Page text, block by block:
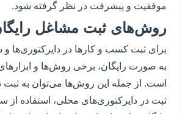
موفقیت و پیشرفت در نظر گرفته شود.
روش‌های ثبت مشاغل
برای ثبت کسب و کارها در دایرکتوری‌ها
به صورت رایگان، برخی روش‌ها و ابزارهای
است. از جمله این روش‌ها می‌توان به ثبت
ثبت در دایرکتوری‌های محلی، استفاده از